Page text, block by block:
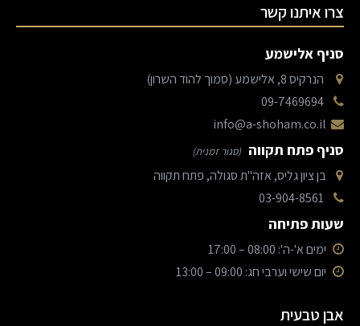
צרו איתנו קשר
סניף אלישמע
הנרקיס 8, אלישמע (סמוך להוד השרון)
info@a-shoham.co.il
סניף פתח תקווה (סגור זמנית)
בן ציון גליס, אזה"ת סגולה, פתח תקווה
שעות פתיחה
ימים א'-ה': 08:00 – 17:00
יום שישי וערבי חג: 09:00 – 13:00
אבן טבעית